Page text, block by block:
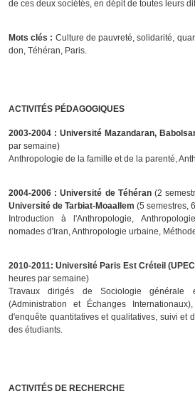
de ces deux sociétés, en dépit de toutes leurs
Mots clés : Culture de pauvreté, solidarité,
don, Téhéran, Paris.
ACTIVITÉS PÉDAGOGIQUES
2003-2004 : Université Mazandaran,
par semaine)
Anthropologie de la famille et de la parenté,
2004-2006 : Université de Téhéran(2
Université de Tarbiat-Moaallem (5 semestres,
Introduction à l'Anthropologie,
nomades d'Iran, Anthropologie urbaine,
2010-2011: Université Paris Est Créteil
heures par semaine)
Travaux dirigés de Sociologie
(Administration et Échanges
d'enquête quantitatives et qualitatives, suivi et
des étudiants.
ACTIVITÉS DE RECHERCHE